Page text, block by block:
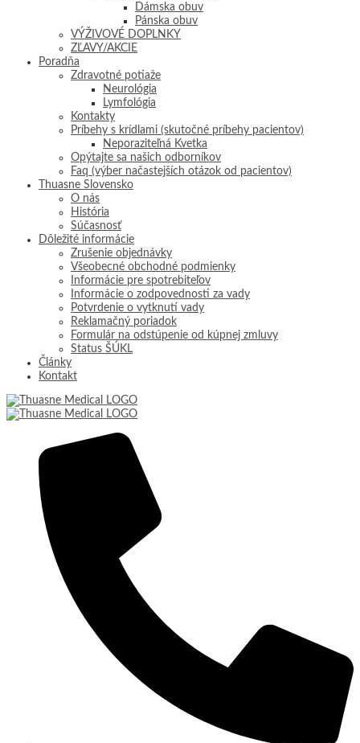
Dámska obuv
Pánska obuv
VÝŽIVOVÉ DOPLNKY
ZĽAVY/AKCIE
Poradňa
Zdravotné potiaže
Neurológia
Lymfológia
Kontakty
Príbehy s krídlami (skutočné príbehy pacientov)
Neporaziteľná Kvetka
Opýtajte sa našich odborníkov
Faq (výber načastejších otázok od pacientov)
Thuasne Slovensko
O nás
História
Súčasnosť
Dôležité informácie
Zrušenie objednávky
Všeobecné obchodné podmienky
Informácie pre spotrebiteľov
Informácie o zodpovednosti za vady
Potvrdenie o vytknutí vady
Reklamačný poriadok
Formulár na odstúpenie od kúpnej zmluvy
Status ŠÚKL
Články
Kontakt